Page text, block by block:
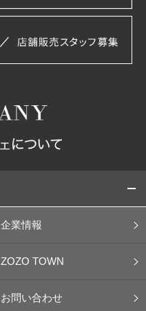
企業情報
ZOZO TOWN
お問い合わせ